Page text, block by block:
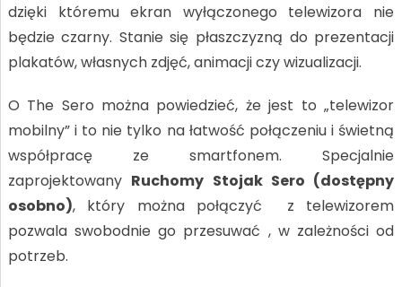
dzięki któremu ekran wyłączonego telewizora nie
będzie czarny. Stanie się płaszczyzną do prezentacji
plakatów, własnych zdjęć, animacji czy wizualizacji.
O The Sero można powiedzieć, że jest to „telewizor
mobilny” i to nie tylko na łatwość połączeniu i świetną
współpracę ze smartfonem. Specjalnie
zaprojektowany Ruchomy Stojak Sero (dostępny
osobno), który można połączyć z telewizorem
pozwala swobodnie go przesuwać , w zależności od
potrzeb.